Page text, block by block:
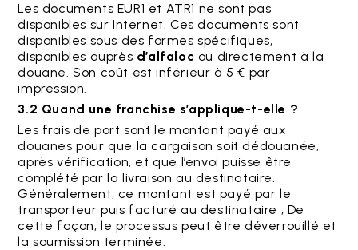
Les documents EUR1 et ATR1 ne sont pas
disponibles sur Internet. Ces documents sont
disponibles sous des formes spécifiques,
disponibles auprès d’alfaloc ou directement à la
douane. Son coût est inférieur à 5 € par
impression.
3.2 Quand une franchise s’applique-t-elle ?
Les frais de port sont le montant payé aux
douanes pour que la cargaison soit dédouanée,
après vérification, et que l’envoi puisse être
complété par la livraison au destinataire.
Généralement, ce montant est payé par le
transporteur puis facturé au destinataire ; De
cette façon, le processus peut être déverrouillé et
la soumission terminée.